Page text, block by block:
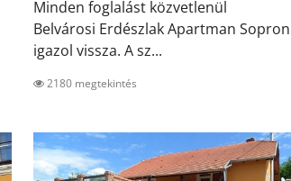
Minden foglalást közvetlenül
Belvárosi Erdészlak Apartman Sopron
igazol vissza. A sz...
2180 megtekintés